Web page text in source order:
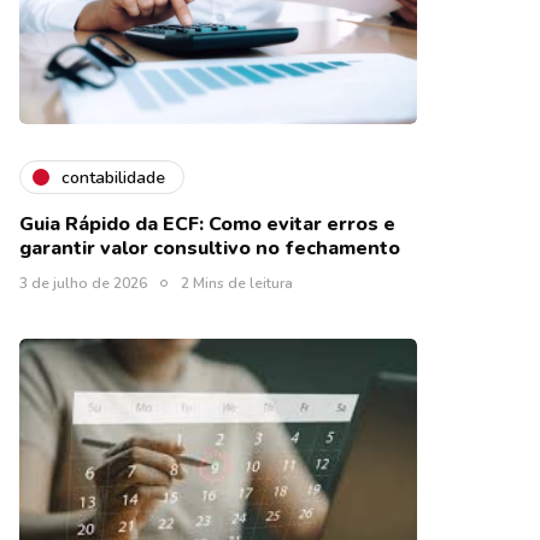
contabilidade
Guia Rápido da ECF: Como evitar erros e
garantir valor consultivo no fechamento
3 de julho de 2026 2 Mins de leitura